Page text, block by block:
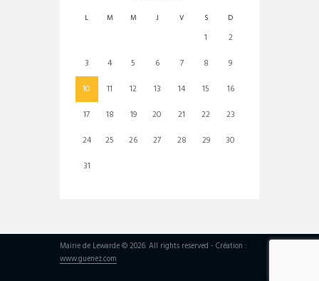
L M M J V S D
1
2
3
4 5 6 7 8
9
10
11 12 13 14 15
16
17
18 19 20 21 22
23
24
25 26 27 28 29
30
31
Mairie de Lewarde © 2026. All rights reserved - Création :
www.guenez.com